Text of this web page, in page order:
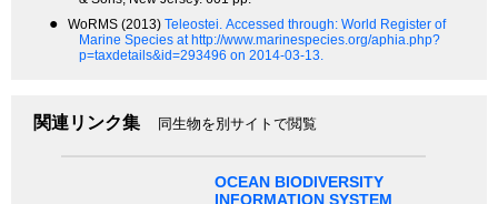
● WoRMS (2013) Teleostei. Accessed through: World Register of
Marine Species at http://www.marinespecies.org/aphia.php?
p=taxdetails&id=293496 on 2014-03-13.
関連リンク集 同生物を別サイトで閲覧
OCEAN BIODIVERSITY
INFORMATION SYSTEM